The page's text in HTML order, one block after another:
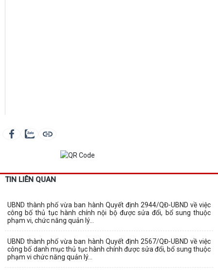
TIN LIÊN QUAN
UBND thành phố vừa ban hành Quyết định 2944/QĐ-UBND về việc
công bố thủ tục hành chính nội bộ được sửa đổi, bổ sung thuộc
phạm vi, chức năng quản lý...
UBND thành phố vừa ban hành Quyết định 2567/QĐ-UBND về việc
công bố danh mục thủ tục hành chính được sửa đổi, bổ sung thuộc
phạm vi chức năng quản lý...